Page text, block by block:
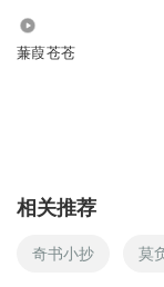
蒹葭苍苍
相关推荐
奇书小抄 莫